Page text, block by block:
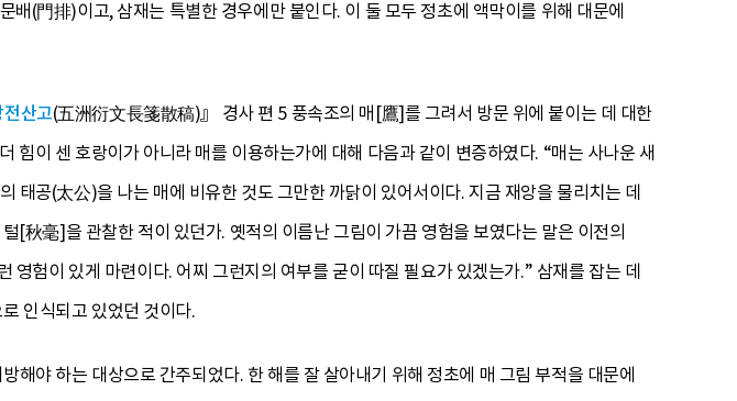
(門排)이고, 삼재는 특별한 경우에만 붙인다. 이 둘 모두 정초에 액막이를 위해 대문에
산고(五洲衍文長箋散稿)』 경사 편 5 풍속조의 매[鷹]를 그려서 방문 위에 붙이는 데 대한
힘이 센 호랑이가 아니라 매를 이용하는가에 대해 다음과 같이 변증하였다. “매는 사나운 새
태공(太公)을 나는 매에 비유한 것도 그만한 까닭이 있어서이다. 지금 재앙을 물리치는 데
[秋毫]을 관찰한 적이 있던가. 옛적의 이름난 그림이 가끔 영험을 보였다는 말은 이전의
험이 있게 마련이다. 어찌 그런지의 여부를 굳이 따질 필요가 있겠는가.” 삼재를 잡는 데
인식되고 있었던 것이다.
해야 하는 대상으로 간주되었다. 한 해를 잘 살아내기 위해 정초에 매 그림 부적을 대문에